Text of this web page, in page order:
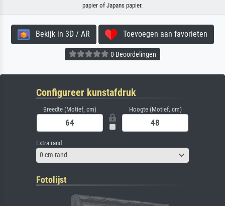
papier of Japans papier.
Bekijk in 3D / AR Toevoegen aan favorieten
0 Beoordelingen
Configureer kunstafdruk
Breedte (Motief, cm) Hoogte (Motief, cm)
Extra rand
0 cm rand
Fotolijst